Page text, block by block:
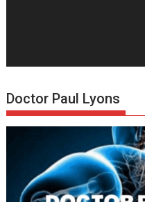
Doctor Paul Lyons